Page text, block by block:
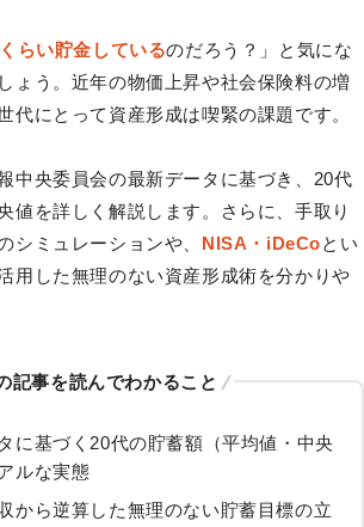
らい貯金しているのだろう？」と気にな
ょう。近年の物価上昇や社会保険料の増
代にとって資産形成は喫緊の課題です。
中央委員会の最新データに基づき、20代
値を詳しく解説します。さらに、手取り
シミュレーションや、 NISA・iDeCoとい
用した無理のない資産形成術を分かりや
記事を読んでわかること
に基づく20代の貯蓄額（平均値・中央
ルな実態
から逆算した無理のない貯蓄目標の立